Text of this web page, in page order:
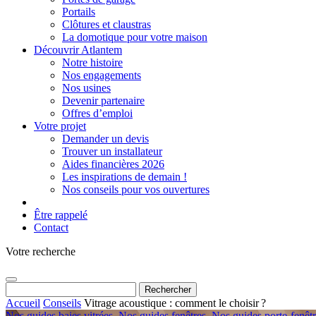
Portails
Clôtures et claustras
La domotique pour votre maison
Découvrir Atlantem
Notre histoire
Nos engagements
Nos usines
Devenir partenaire
Offres d’emploi
Votre projet
Demander un devis
Trouver un installateur
Aides financières 2026
Les inspirations de demain !
Nos conseils pour vos ouvertures
Être rappelé
Contact
Votre recherche
Accueil Conseils Vitrage acoustique : comment le choisir ?